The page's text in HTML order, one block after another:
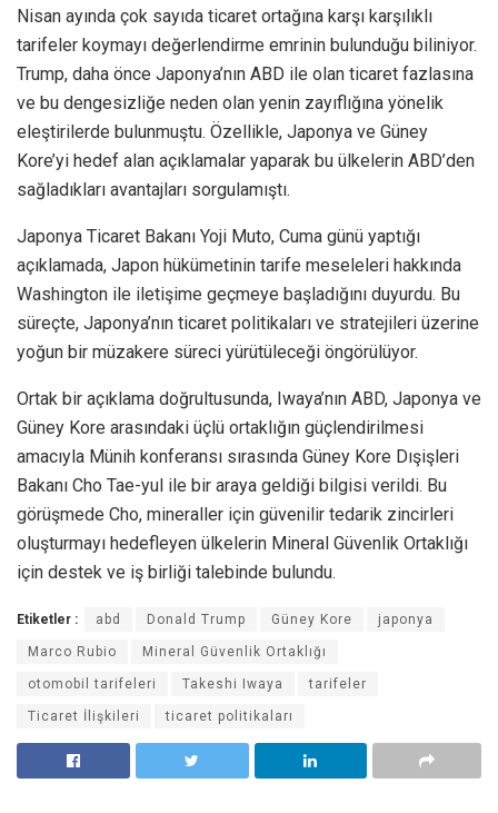
Nisan ayında çok sayıda ticaret ortağına karşı karşılıklı
tarifeler koymayı değerlendirme emrinin bulunduğu biliniyor.
Trump, daha önce Japonya’nın ABD ile olan ticaret fazlasına
ve bu dengesizliğe neden olan yenin zayıflığına yönelik
eleştirilerde bulunmuştu. Özellikle, Japonya ve Güney
Kore’yi hedef alan açıklamalar yaparak bu ülkelerin ABD’den
sağladıkları avantajları sorgulamıştı.
Japonya Ticaret Bakanı Yoji Muto, Cuma günü yaptığı
açıklamada, Japon hükümetinin tarife meseleleri hakkında
Washington ile iletişime geçmeye başladığını duyurdu. Bu
süreçte, Japonya’nın ticaret politikaları ve stratejileri üzerine
yoğun bir müzakere süreci yürütüleceği öngörülüyor.
Ortak bir açıklama doğrultusunda, Iwaya’nın ABD, Japonya ve
Güney Kore arasındaki üçlü ortaklığın güçlendirilmesi
amacıyla Münih konferansı sırasında Güney Kore Dışişleri
Bakanı Cho Tae-yul ile bir araya geldiği bilgisi verildi. Bu
görüşmede Cho, mineraller için güvenilir tedarik zincirleri
oluşturmayı hedefleyen ülkelerin Mineral Güvenlik Ortaklığı
için destek ve iş birliği talebinde bulundu.
Etiketler : abd Donald Trump Güney Kore japonya
Marco Rubio Mineral Güvenlik Ortaklığı
otomobil tarifeleri Takeshi Iwaya tarifeler
Ticaret İlişkileri ticaret politikaları